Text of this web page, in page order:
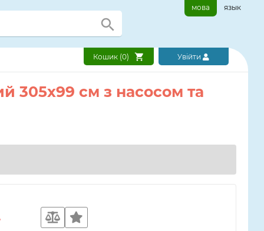
мова язык
Кошик (0) Увійти
305х99 см з насосом та